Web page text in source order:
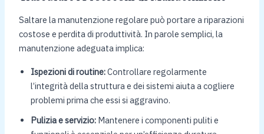
Saltare la manutenzione regolare può portare a riparazioni
costose e perdita di produttività. In parole semplici, la
manutenzione adeguata implica:
Ispezioni di routine:Controllare regolarmente
l’integrità della struttura e dei sistemi aiuta a cogliere
problemi prima che essi si aggravino.
Pulizia e servizio:Mantenere i componenti puliti e